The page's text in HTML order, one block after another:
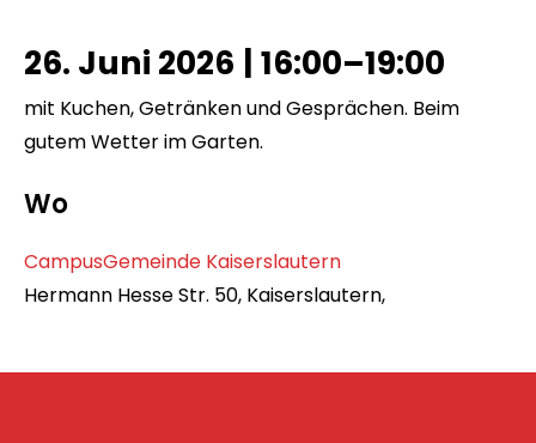
26. Juni 2026 | 16:00–19:00
mit Kuchen, Getränken und Gesprächen. Beim
gutem Wetter im Garten.
Wo
CampusGemeinde Kaiserslautern
Hermann Hesse Str. 50, Kaiserslautern,